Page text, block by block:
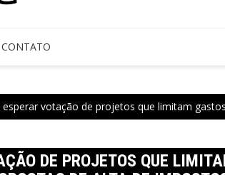
CONTATO
votação de projetos que limitam
DE PROJETOS QUE